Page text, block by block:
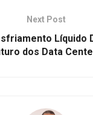
Next Post
Líquido
dos Data